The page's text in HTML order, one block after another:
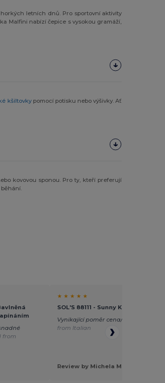
letních dnů. Pro sportovní aktivity
Malfini nabízí čepice s vysokou gramáží,
kšiltovkypomocí potisku nebo výšivky. Ať
kovovou sponou. Pro ty, kteří preferují
from
★ ★ ★ ★ ★
SOL'S 88111 - Sunny Kids' Five
Vynikající poměr cena/výkon
from Italian
Review by Michela M.